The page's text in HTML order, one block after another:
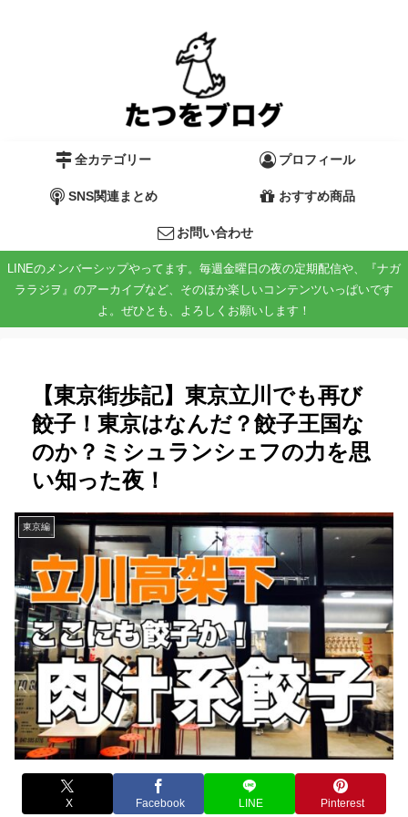
全カテゴリー プロフィール
SNS関連まとめ おすすめ商品
お問い合わせ
LINEのメンバーシップやってます。毎週金曜日の夜の定期配信や、『ナガ
ララジヲ』のアーカイブなど、そのほか楽しいコンテンツいっぱいです
よ。ぜひとも、よろしくお願いします！
【東京街歩記】東京立川でも再び
餃子！東京はなんだ？餃子王国な
のか？ミシュランシェフの力を思
い知った夜！
東京編
X Facebook LINE Pinterest